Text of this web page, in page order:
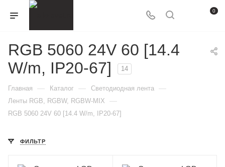
0
RGB 5060 24V 60 [14.4
W/m, IP20-67]
14
Главная — Каталог — Светодиодная лента —
Ленты RGB, RGBW, RGBW-MIX —
RGB 5060 24V 60 [14.4 W/m, IP20-67]
ФИЛЬТР